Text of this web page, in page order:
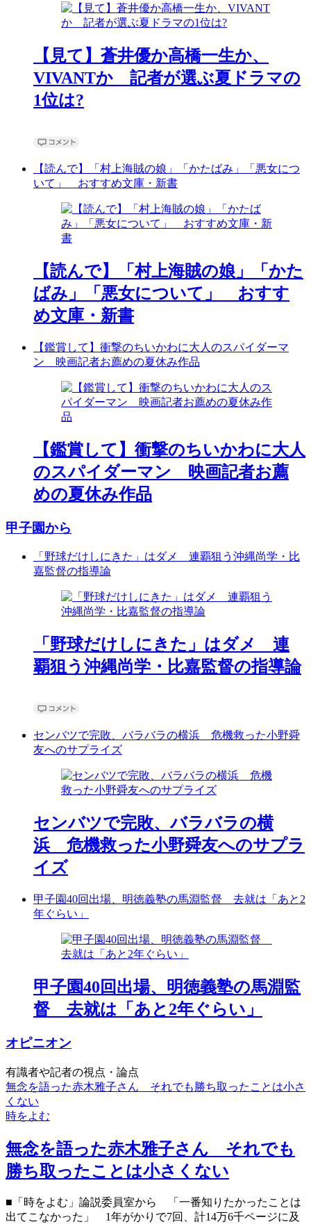
【見て】蒼井優か高橋一生か、
VIVANTか 記者が選ぶ夏ドラマの
1位は?
【読んで】「村上海賊の娘」「かたばみ」「悪女につ
いて」 おすすめ文庫・新書
【読んで】「村上海賊の娘」「かた
ばみ」「悪女について」 おすす
め文庫・新書
【鑑賞して】衝撃のちいかわに大人のスパイダーマ
ン 映画記者お薦めの夏休み作品
【鑑賞して】衝撃のちいかわに大人
のスパイダーマン 映画記者お薦
めの夏休み作品
甲子園から
「野球だけしにきた」はダメ 連覇狙う沖縄尚学・比
嘉監督の指導論
「野球だけしにきた」はダメ 連
覇狙う沖縄尚学・比嘉監督の指導論
センバツで完敗、バラバラの横浜 危機救った小野舜
友へのサプライズ
センバツで完敗、バラバラの横
浜 危機救った小野舜友へのサプラ
イズ
甲子園40回出場、明徳義塾の馬淵監督 去就は「あと2
年ぐらい」
甲子園40回出場、明徳義塾の馬淵監
督 去就は「あと2年ぐらい」
オピニオン
有識者や記者の視点・論点
無念を語った赤木雅子さん それでも勝ち取ったことは小さ
くない
時をよむ
無念を語った赤木雅子さん それでも
勝ち取ったことは小さくない
■「時をよむ」論説委員室から 「一番知りたかったことは
出てこなかった」 1年がかりで7回、計14万6千ページに及